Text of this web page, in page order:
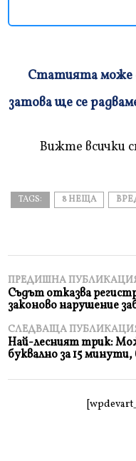
и
Статията може
затова ще се
Вижте всички
TAGS: 8 НЕЩА
ПРЕДИШНА
Съдът отказва
законово нарушение
СЛЕДВАЩА
Най-лесният трик:
буквално за 15 минути,